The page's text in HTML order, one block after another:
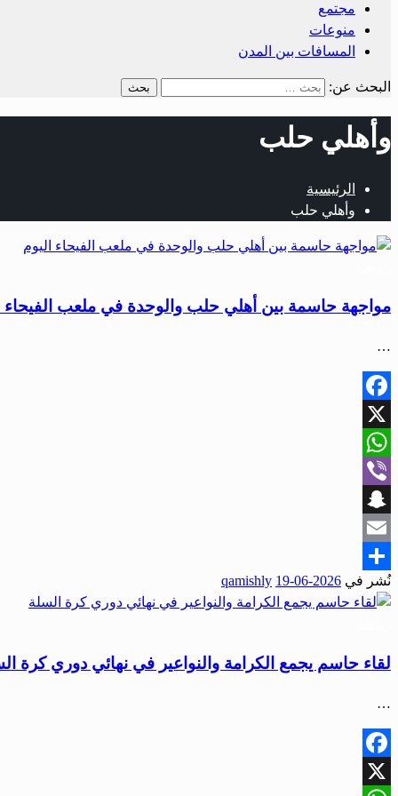
مجتمع
منوعات
المسافات بين المدن
البحث عن:
وأهلي حلب
الرئيسية
وأهلي حلب
مواجهة حاسمة بين أهلي حلب والوحدة في ملعب الفيحاء
…
Facebook
X
WhatsApp
Viber
Snapchat
Email
Share
نُشر في 2026-06-19
qamishly
لقاء حاسم يجمع الكرامة والنواعير في نهائي دوري كرة
…
Facebook